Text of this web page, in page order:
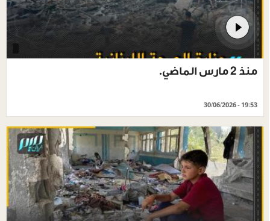
منذ 2 مارس الماضي.
30/06/2026 - 19:53